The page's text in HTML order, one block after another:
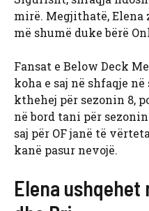
mirë. Megjithatë, Elena
më shumë duke bërë
Fansat e Below Deck
koha e saj në shfaqje
kthehej për sezonin 8,
në bord tani për
saj për OF janë të
kanë pasur nevojë.
Elena ushqehet